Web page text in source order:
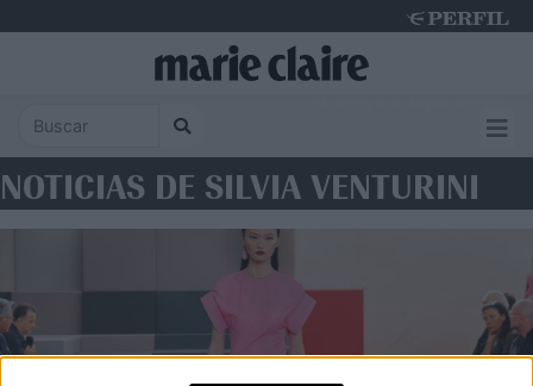
NOTICIAS DE SILVIA VENTURINI